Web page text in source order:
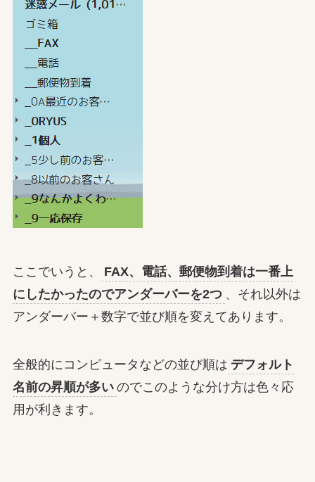
ここでいうと、
FAX、電話、郵便物到着は一番上
にしたかったのでアンダーバーを2つ 、それ以外は
アンダーバー＋数字で並び順を変えてあります。
全般的にコンピュータなどの並び順は デフォルト
名前の昇順が多い のでこのような分け方は色々応
用が利きます。